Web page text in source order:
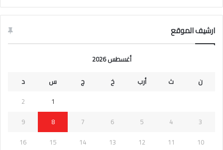
ارشيف الموقع
أغسطس 2026
ن
ث أرب خ ج س
د
1
2
3
4
5
6
7
8
9
10
11
12
13
14
15
16